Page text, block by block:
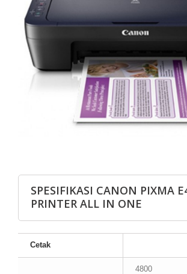
SPESIFIKASI CANON PIXMA
PRINTER ALL IN ONE
Cetak
4800